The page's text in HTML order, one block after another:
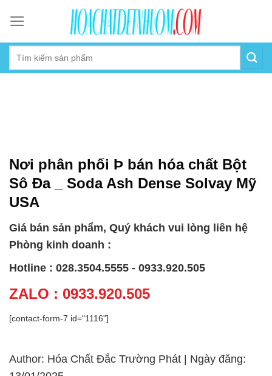
content
Nơi phân phối Þ bán hóa chất Bột
Sô Đa _ Soda Ash Dense Solvay Mỹ
USA
Giá bán sản phẩm, Quý khách vui lòng liên hệ
Phòng kinh doanh :
Hotline : 028.3504.5555 - 0933.920.505
ZALO : 0933.920.505
[contact-form-7 id="1116"]
Author: Hóa Chất Đắc Trường Phát | Ngày đăng: